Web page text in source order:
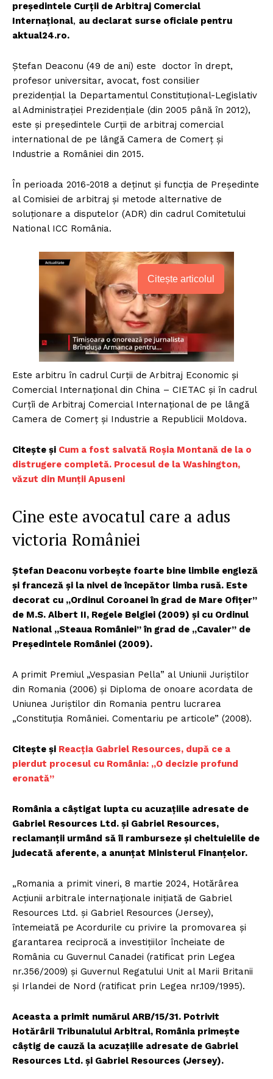
președintele Curții de Arbitraj Comercial
Internațional, au declarat surse oficiale pentru
aktual24.ro.
Ștefan Deaconu (49 de ani) este doctor în drept,
profesor universitar, avocat, fost consilier
prezidențial la Departamentul Constituțional-Legislativ
al Administrației Prezidențiale (din 2005 până în 2012),
este și președintele Curții de arbitraj comercial
international de pe lângă Camera de Comerț și
Industrie a României din 2015.
În perioada 2016-2018 a deținut și funcția de Președinte
al Comisiei de arbitraj și metode alternative de
soluționare a disputelor (ADR) din cadrul Comitetului
National ICC România.
Citește articolul
Este arbitru în cadrul Curții de Arbitraj Economic și
Comercial Internațional din China – CIETAC și în cadrul
Curțîi de Arbitraj Comercial Internațional de pe lângă
Camera de Comerț și Industrie a Republicii Moldova.
Citește și Cum a fost salvată Roșia Montană de la o
distrugere completă. Procesul de la Washington,
văzut din Munții Apuseni
Cine este avocatul care a adus
victoria României
Ștefan Deaconu vorbește foarte bine limbile engleză
și franceză și la nivel de începător limba rusă. Este
decorat cu „Ordinul Coroanei în grad de Mare Ofițer”
de M.S. Albert II, Regele Belgiei (2009) și cu Ordinul
National „Steaua României” în grad de „Cavaler” de
Președintele României (2009).
A primit Premiul „Vespasian Pella” al Uniunii Juriștilor
din Romania (2006) și Diploma de onoare acordata de
Uniunea Juriștilor din Romania pentru lucrarea
„Constituția României. Comentariu pe articole” (2008).
Citește și Reacția Gabriel Resources, după ce a
pierdut procesul cu România: „O decizie profund
eronată”
România a câștigat lupta cu acuzațiile adresate de
Gabriel Resources Ltd. și Gabriel Resources,
reclamanții urmând să îi ramburseze și cheltuielile de
judecată aferente, a anunțat Ministerul Finanțelor.
„Romania a primit vineri, 8 martie 2024, Hotărârea
Acțiunii arbitrale internaționale inițiată de Gabriel
Resources Ltd. și Gabriel Resources (Jersey),
întemeiată pe Acordurile cu privire la promovarea și
garantarea reciprocă a investițiilor încheiate de
România cu Guvernul Canadei (ratificat prin Legea
nr.356/2009) și Guvernul Regatului Unit al Marii Britanii
și Irlandei de Nord (ratificat prin Legea nr.109/1995).
Aceasta a primit numărul ARB/15/31. Potrivit
Hotărârii Tribunalului Arbitral, România primește
câștig de cauză la acuzațiile adresate de Gabriel
Resources Ltd. și Gabriel Resources (Jersey).